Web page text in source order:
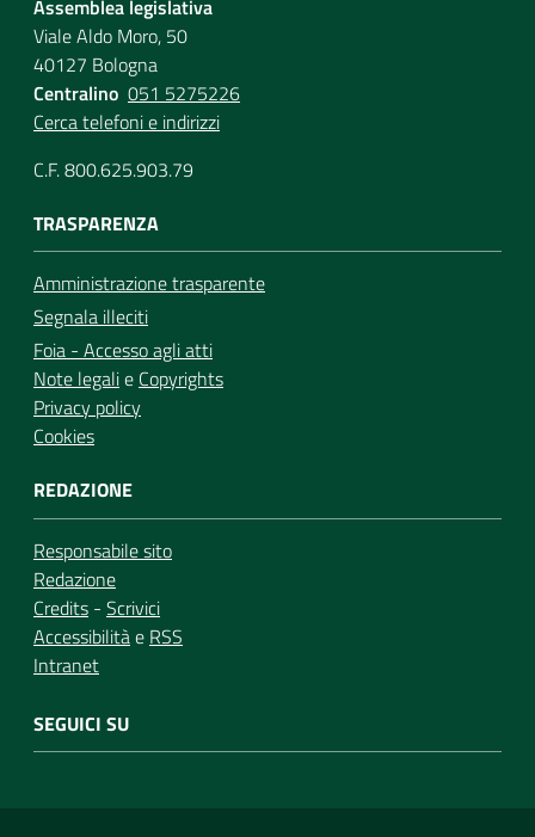
Assemblea legislativa
Viale Aldo Moro, 50
40127 Bologna
Centralino 051 5275226
Cerca telefoni e indirizzi
C.F. 800.625.903.79
TRASPARENZA
Amministrazione trasparente
Segnala illeciti
Foia - Accesso agli atti
Note legalie Copyrights
Privacy policy
Cookies
REDAZIONE
Responsabile sito
Redazione
Credits - Scrivici
Accessibilitàe RSS
Intranet
SEGUICI SU